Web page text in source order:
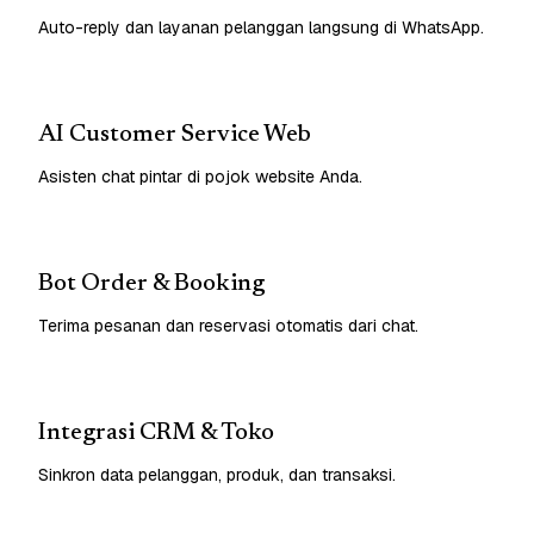
Auto-reply dan layanan pelanggan langsung di WhatsApp.
AI Customer Service Web
Asisten chat pintar di pojok website Anda.
Bot Order & Booking
Terima pesanan dan reservasi otomatis dari chat.
Integrasi CRM & Toko
Sinkron data pelanggan, produk, dan transaksi.